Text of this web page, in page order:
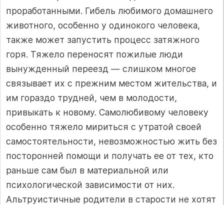
проработанными. Гибель любимого домашнего
животного, особенно у одинокого человека,
также может запустить процесс затяжного
горя. Тяжело переносят пожилые люди
вынужденный переезд — слишком многое
связывает их с прежним местом жительства, и
им гораздо трудней, чем в молодости,
привыкать к новому. Самолюбивому человеку
особенно тяжело мириться с утратой своей
самостоятельности, невозможностью жить без
посторонней помощи и получать ее от тех, кто
раньше сам был в материальной или
психологической зависимости от них.
Альтруистичные родители в старости не хотят